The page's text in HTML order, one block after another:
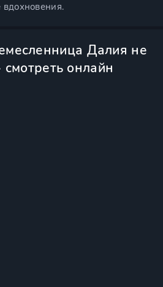
вдохновения.
Далия не
смотреть онлайн